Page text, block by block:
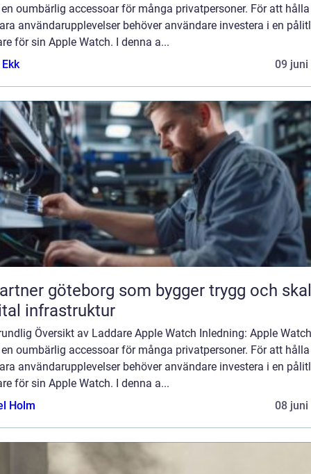
oumbärlig accessoar för många privatpersoner. För att hålla
användarupplevelser behöver användare investera i en
för sin Apple Watch. I denna a...
09 juni
göteborg som bygger trygg och
infrastruktur
Översikt av Laddare Apple Watch Inledning: Apple
oumbärlig accessoar för många privatpersoner. För att hålla
användarupplevelser behöver användare investera i en
för sin Apple Watch. I denna a...
Holm
08 juni